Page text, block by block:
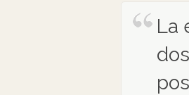
La